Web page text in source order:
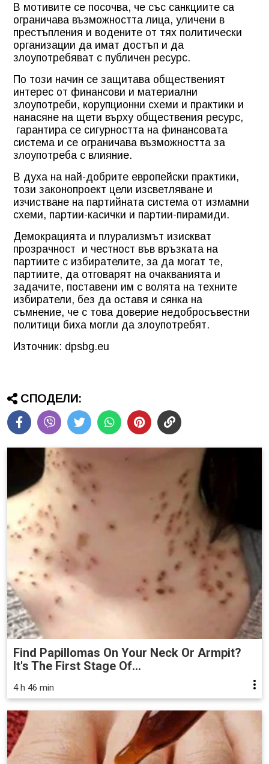
В мотивите се посочва, че със санкциите са
ограничава възможността лица, уличени в
престъпления и водените от тях политически
организации да имат достъп и да
злоупотребяват с публичен ресурс.
По този начин се защитава общественият
интерес от финансови и материални
злоупотреби, корупционни схеми и практики и
нанасяне на щети върху обществения ресурс,
гарантира се сигурността на финансовата
система и се ограничава възможността за
злоупотреба с влияние.
В духа на най-добрите европейски практики,
този законопроект цели изсветляване и
изчистване на партийната система от измамни
схеми, партии-касички и партии-пирамиди.
Демокрацията и плурализмът изискват
прозрачност и честност във връзката на
партиите с избирателите, за да могат те,
партиите, да отговарят на очакванията и
задачите, поставени им с волята на техните
избиратели, без да оставя и сянка на
съмнение, че с това доверие недобросъвестни
политици биха могли да злоупотребят.
Източник: dpsbg.eu
СПОДЕЛИ:
Find Papillomas On Your Neck Or Armpit?
It's The First Stage Of...
4 h 46 min